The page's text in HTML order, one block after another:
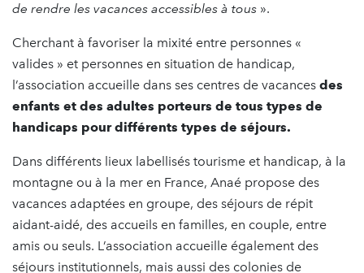
de rendre les vacances accessibles à tous ».
Cherchant à favoriser la mixité entre personnes «
valides » et personnes en situation de handicap,
l’association accueille dans ses centres de vacances des
enfants et des adultes porteurs de tous types de
handicaps pour différents types de séjours.
Dans différents lieux labellisés tourisme et handicap, à la
montagne ou à la mer en France, Anaé propose des
vacances adaptées en groupe, des séjours de répit
aidant-aidé, des accueils en familles, en couple, entre
amis ou seuls. L’association accueille également des
séjours institutionnels, mais aussi des colonies de